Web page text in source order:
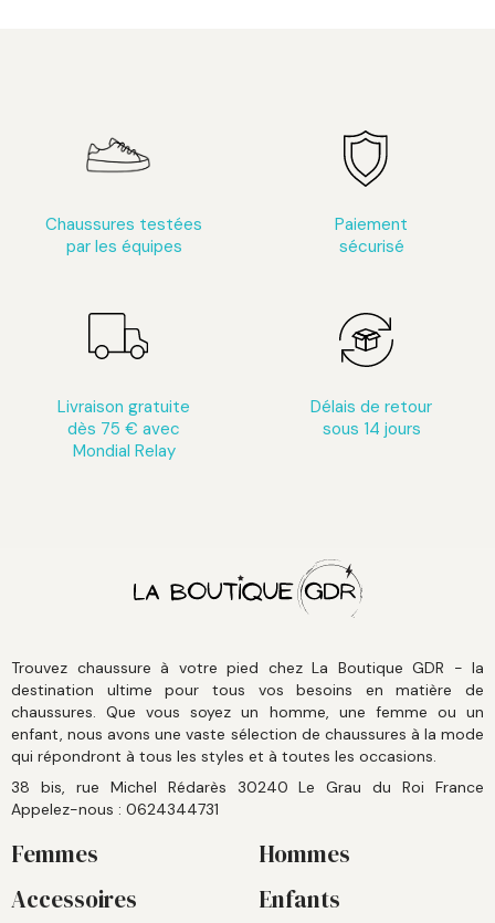
Chaussures testées
par les équipes
Paiement
sécurisé
Livraison gratuite
dès 75 € avec
Mondial Relay
Délais de retour
sous 14 jours
Trouvez chaussure à votre pied chez La Boutique GDR - la
destination ultime pour tous vos besoins en matière de
chaussures. Que vous soyez un homme, une femme ou un
enfant, nous avons une vaste sélection de chaussures à la mode
qui répondront à tous les styles et à toutes les occasions.
38 bis, rue Michel Rédarès 30240 Le Grau du Roi France
Appelez-nous : 0624344731
Femmes
Accessoires
Hommes
Enfants